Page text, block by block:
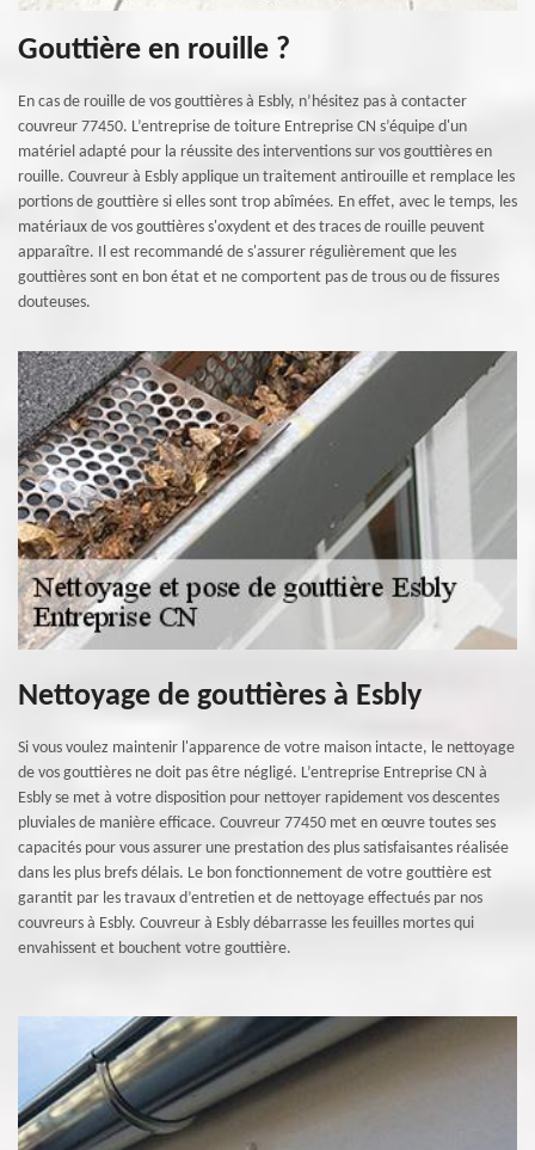
Gouttière en rouille ?
En cas de rouille de vos gouttières à Esbly, n’hésitez pas à contacter
couvreur 77450. L’entreprise de toiture Entreprise CN s’équipe d'un
matériel adapté pour la réussite des interventions sur vos gouttières en
rouille. Couvreur à Esbly applique un traitement antirouille et remplace les
portions de gouttière si elles sont trop abîmées. En effet, avec le temps, les
matériaux de vos gouttières s'oxydent et des traces de rouille peuvent
apparaître. Il est recommandé de s'assurer régulièrement que les
gouttières sont en bon état et ne comportent pas de trous ou de fissures
douteuses.
Nettoyage de gouttières à Esbly
Si vous voulez maintenir l'apparence de votre maison intacte, le nettoyage
de vos gouttières ne doit pas être négligé. L’entreprise Entreprise CN à
Esbly se met à votre disposition pour nettoyer rapidement vos descentes
pluviales de manière efficace. Couvreur 77450 met en œuvre toutes ses
capacités pour vous assurer une prestation des plus satisfaisantes réalisée
dans les plus brefs délais. Le bon fonctionnement de votre gouttière est
garantit par les travaux d’entretien et de nettoyage effectués par nos
couvreurs à Esbly. Couvreur à Esbly débarrasse les feuilles mortes qui
envahissent et bouchent votre gouttière.